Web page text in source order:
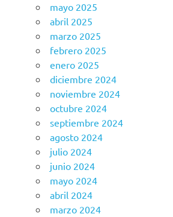
mayo 2025
abril 2025
marzo 2025
febrero 2025
enero 2025
diciembre 2024
noviembre 2024
octubre 2024
septiembre 2024
agosto 2024
julio 2024
junio 2024
mayo 2024
abril 2024
marzo 2024